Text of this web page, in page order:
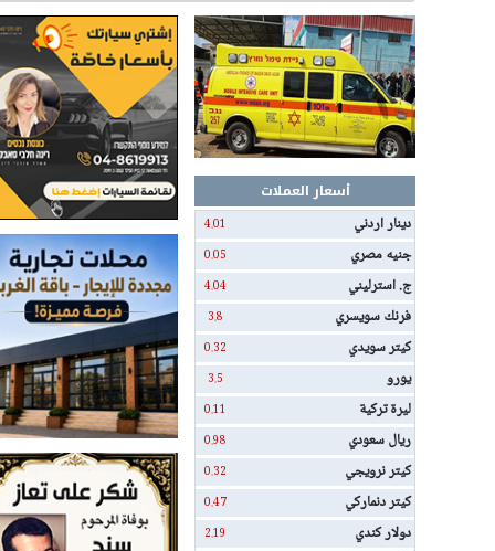
أسعار العملات
دينار اردني
4.01
جنيه مصري 0.05
ج. استرليني 4.04
فرنك سويسري 3.8
كيتر سويدي 0.32
يورو 3.5
ليرة تركية 0.11
ريال سعودي 0.98
كيتر نرويجي 0.32
كيتر دنماركي 0.47
دولار كندي 2.19